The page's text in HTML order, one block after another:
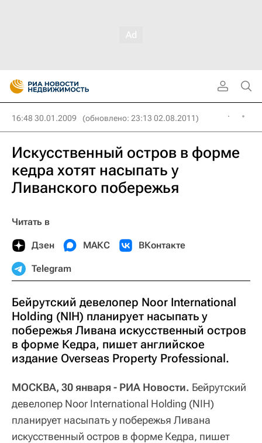
16:48 30.01.2009 (обновлено: 23:13 02.08.2011)
Искусственный остров в форме
кедра хотят насыпать у
Ливанского побережья
Читать в
Дзен МАКС ВКонтакте
Telegram
Бейрутский девелопер Noor International
Holding (NIH) планирует насыпать у
побережья Ливана искусственный остров
в форме Кедра, пишет английское
издание Overseas Property Professional.
МОСКВА, 30 января - РИА Новости. Бейрутский
девелопер Noor International Holding (NIH)
планирует насыпать у побережья Ливана
искусственный остров в форме Кедра, пишет